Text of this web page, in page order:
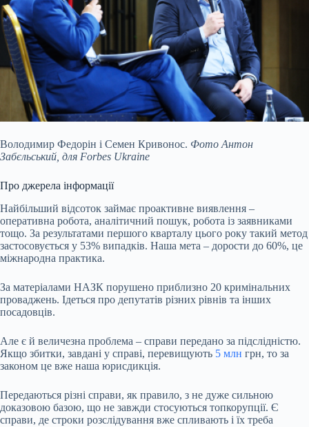
Володимир Федорін і Семен Кривонос. Фото Антон
Забєльський, для Forbes Ukraine
Про джерела інформації
Найбільший відсоток займає проактивне виявлення –
оперативна робота, аналітичний пошук, робота із заявниками
тощо. За результатами першого кварталу цього року такий метод
застосовується у 53% випадків. Наша мета – дорости до 60%, це
міжнародна практика.
За матеріалами НАЗК порушено приблизно 20 кримінальних
проваджень. Ідеться про депутатів різних рівнів та інших
посадовців.
Але є й величезна проблема – справи передано за підслідністю.
Якщо збитки, завдані у справі, перевищують 5 млн грн, то за
законом це вже наша юрисдикція.
Передаються різні справи, як правило, з не дуже сильною
доказовою базою, що не завжди стосуються топкорупції. Є
справи, де строки розслідування вже спливають і їх треба